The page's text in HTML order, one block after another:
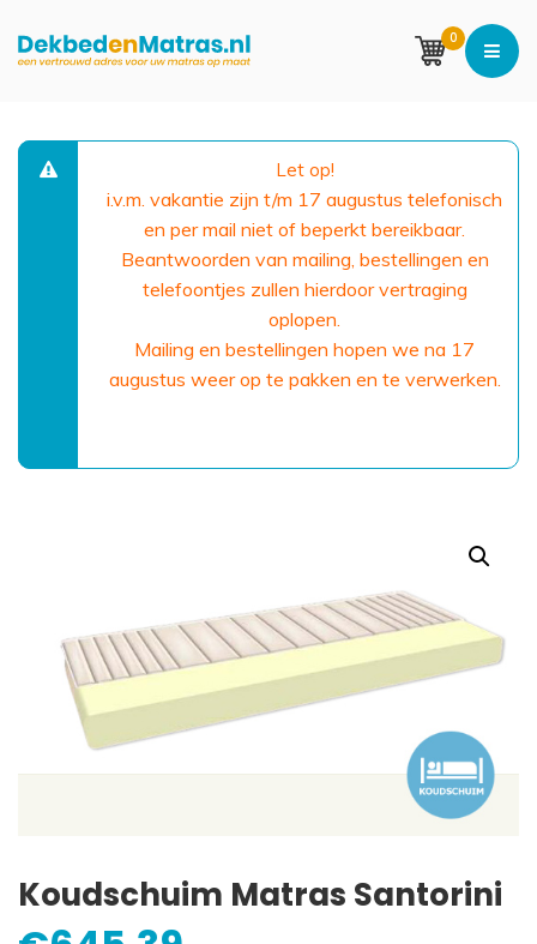
0
Let op!
i.v.m. vakantie zijn t/m 17 augustus telefonisch
en per mail niet of beperkt bereikbaar.
Beantwoorden van mailing, bestellingen en
telefoontjes zullen hierdoor vertraging
oplopen.
Mailing en bestellingen hopen we na 17
augustus weer op te pakken en te verwerken.
Koudschuim Matras Santorini